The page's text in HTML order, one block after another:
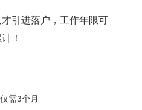
才引进落户，工作年限可
！
需3个月